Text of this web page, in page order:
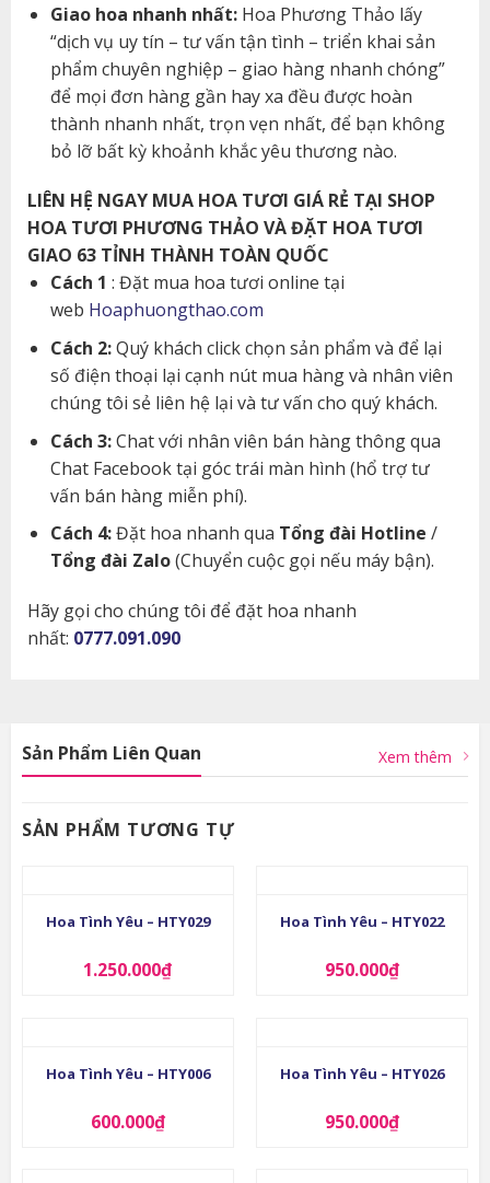
Giao hoa nhanh nhất:Hoa Phương Thảo lấy
“dịch vụ uy tín – tư vấn tận tình – triển khai sản
phẩm chuyên nghiệp – giao hàng nhanh chóng”
để mọi đơn hàng gần hay xa đều được hoàn
thành nhanh nhất, trọn vẹn nhất, để bạn không
bỏ lỡ bất kỳ khoảnh khắc yêu thương nào.
LIÊN HỆ NGAY MUA HOA TƯƠI GIÁ RẺ TẠI SHOP
HOA TƯƠI PHƯƠNG THẢO VÀ ĐẶT HOA TƯƠI
GIAO 63 TỈNH THÀNH TOÀN QUỐC
Cách 1 : Đặt mua hoa tươi online tại
web Hoaphuongthao.com
Cách 2:Quý khách click chọn sản phẩm và để lại
số điện thoại lại cạnh nút mua hàng và nhân viên
chúng tôi sẻ liên hệ lại và tư vấn cho quý khách.
Cách 3:Chat với nhân viên bán hàng thông qua
Chat Facebook tại góc trái màn hình (hổ trợ tư
vấn bán hàng miễn phí).
Cách 4:Đặt hoa nhanh qua Tổng đài Hotline /
Tổng đài Zalo(Chuyển cuộc gọi nếu máy bận).
Hãy gọi cho chúng tôi để đặt hoa nhanh
nhất: 0777.091.090
Sản Phẩm Liên Quan Xem thêm
SẢN PHẨM TƯƠNG TỰ
Hoa Tình Yêu – HTY029
1.250.000₫
Hoa Tình Yêu – HTY022
950.000₫
Hoa Tình Yêu – HTY006
600.000₫
Hoa Tình Yêu – HTY026
950.000₫